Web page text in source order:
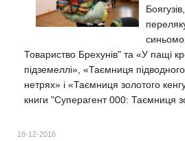
Товариство Брехунів" та «У пащі
підземеллі», «Таємниця
нетрях» і «Таємниця золотого
книги "Суперагент 000: Таємниця
18-12-2016